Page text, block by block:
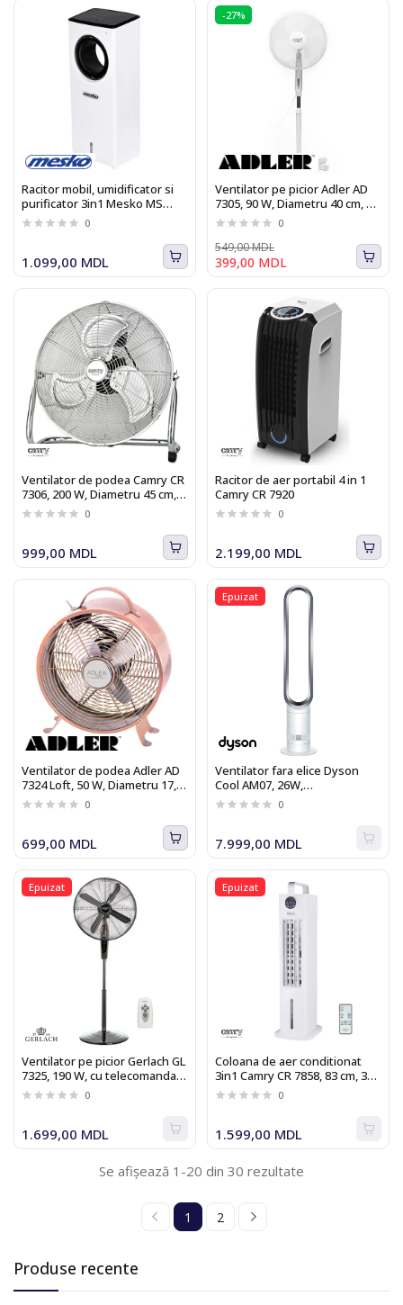
Produse recente
Racitor mobil, umidificator si
purificator 3in1 Mesko MS
7856, 120W, Telecomanda,
Timer
0
1.099,00 MDL
-27%
Ventilator pe picior Adler AD
7305, 90 W, Diametru 40 cm, 3
trepte de viteza, functie de
oscilare
0
399,00 MDL
549,00 MDL
Ventilator de podea Camry CR
7306, 200 W, Diametru 45 cm, 3
trepte de viteza
0
999,00 MDL
Racitor de aer portabil 4 in 1
Camry CR 7920
0
2.199,00 MDL
Ventilator de podea Adler AD
7324 Loft, 50 W, Diametru 17,5
cm, 2 trepte de viteza
0
699,00 MDL
Epuizat
Ventilator fara elice Dyson
Cool AM07, 26W,
Telecomanda, 10 trepte
0
7.999,00 MDL
Epuizat
Ventilator pe picior Gerlach GL
7325, 190 W, cu telecomanda,
temporizator
0
1.699,00 MDL
Epuizat
Coloana de aer conditionat
3in1 Camry CR 7858, 83 cm, 320
W, Telecomanda, Timer
0
1.599,00 MDL
Se afișează 1-20 din 30 rezultate
1 2